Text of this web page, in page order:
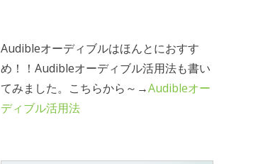
Audibleオーディブルはほんとにおすす
め！！Audibleオーディブル活用法も書い
てみました。こちらから～→Audibleオー
ディブル活用法